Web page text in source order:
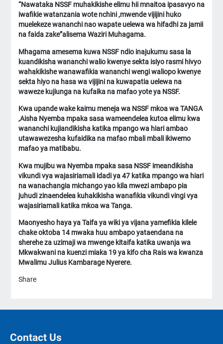
“Nawataka NSSF muhakikishe elimu hii mnaitoa ipasavyo na
iwafikie watanzania wote nchini ,mwende vijijini huko
muelekeze wananchi nao wapate uelewa wa hifadhi za jamii
na faida zake”alisema Waziri Muhagama.
Mhagama amesema kuwa NSSF ndio inajukumu sasa la
kuandikisha wananchi walio kwenye sekta isiyo rasmi hivyo
wahakikishe wanawafikia wananchi wengi waliopo kwenye
sekta hiyo na hasa wa vijijini na kuwapatia uelewa na
waweze kujiunga na kufaika na mafao yote ya NSSF.
Kwa upande wake kaimu meneja wa NSSF mkoa wa TANGA
,Aisha Nyemba mpaka sasa wameendelea kutoa elimu kwa
wananchi kujiandikisha katika mpango wa hiari ambao
utawawezesha kufaidika na mafao mbali mbali ikiwemo
mafao ya matibabu.
Kwa mujibu wa Nyemba mpaka sasa NSSF imeandikisha
vikundi vya wajasiriamali idadi ya 47 katika mpango wa hiari
na wanachangia michango yao kila mwezi ambapo pia
juhudi zinaendelea kuhakikisha wanafikia vikundi vingi vya
wajasiriamali katika mkoa wa Tanga.
Maonyesho haya ya Taifa ya wiki ya vijana yamefikia kilele
chake oktoba 14 mwaka huu ambapo yataendana na
sherehe za uzimaji wa mwenge kitaifa katika uwanja wa
Mkwakwani na kuenzi miaka 19 ya kifo cha Rais wa kwanza
Mwalimu Julius Kambarage Nyerere.
Share
Contact Us